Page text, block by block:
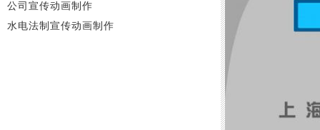
公司宣传动画制作
水电法制宣传动画制作